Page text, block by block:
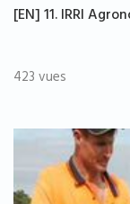
[EN] 11. IRRI
423 vues